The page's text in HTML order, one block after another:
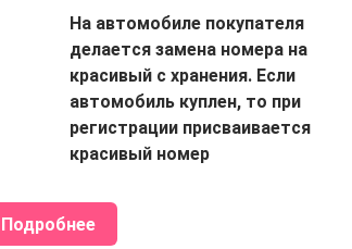
На автомобиле покупателя
делается замена номера на
красивый с хранения. Если
автомобиль куплен, то при
регистрации присваивается
красивый номер
Подробнее